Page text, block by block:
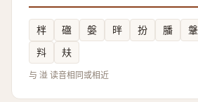
柈 䃲 媻 㫠 扮 膰 鞶
㪵
㚘
与 湴 读音相同或相近